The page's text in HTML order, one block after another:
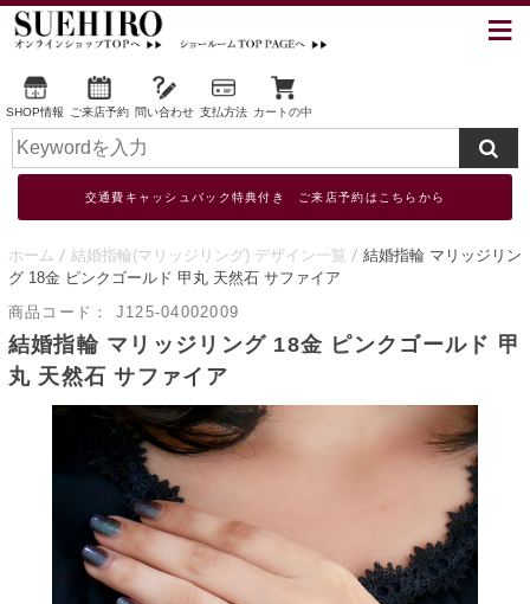
SHOP情報 ご来店予約 問い合わせ 支払方法 カートの中
交通費キャッシュバック特典付き ご来店予約はこちらから
ホーム 結婚指輪(マリッジリング) デザイン一覧
結婚指輪 マリッジリン
グ 18金 ピンクゴールド 甲丸 天然石 サファイア
商品コード：
J125-04002009
結婚指輪 マリッジリング 18金 ピンクゴールド 甲
丸 天然石 サファイア